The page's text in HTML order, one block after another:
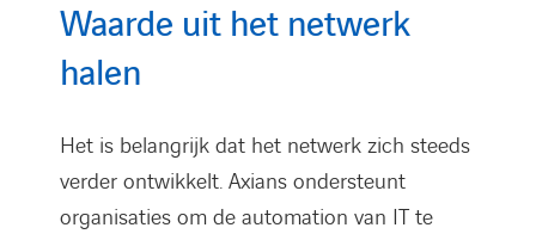
Waarde uit het netwerk
halen
Het is belangrijk dat het netwerk zich steeds
verder ontwikkelt. Axians ondersteunt
organisaties om de automation van IT te